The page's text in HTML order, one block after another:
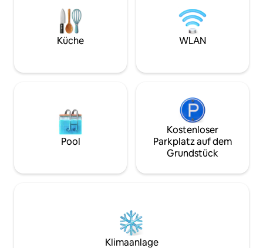
amplia y luminosa, decorada en tonos
neutros y azules que aportan un toque
de frescura y calma. Un cómodo sofá y
una elegante butaca junto a la ventana
conversación. Grandes ventanales
desde donde se puede contemplar la
vida urbana de Barcelona. La cocina es
práctica y moderna, equipada con
electrodomésticos de alta gama en
acero inoxidable, una placa de inducción
un toque sofisticado. Incluye todo lo
suficiente para largas estancias. El
dormitorio, decorado en estilo
minimalista, cuenta con una cama
wird eine
Zimmerreinigung
Zusätzliche
sind inbegriffen.
Küche WLAN
Pool
Kostenloser
Parkplatz auf dem
Grundstück
Klimaanlage